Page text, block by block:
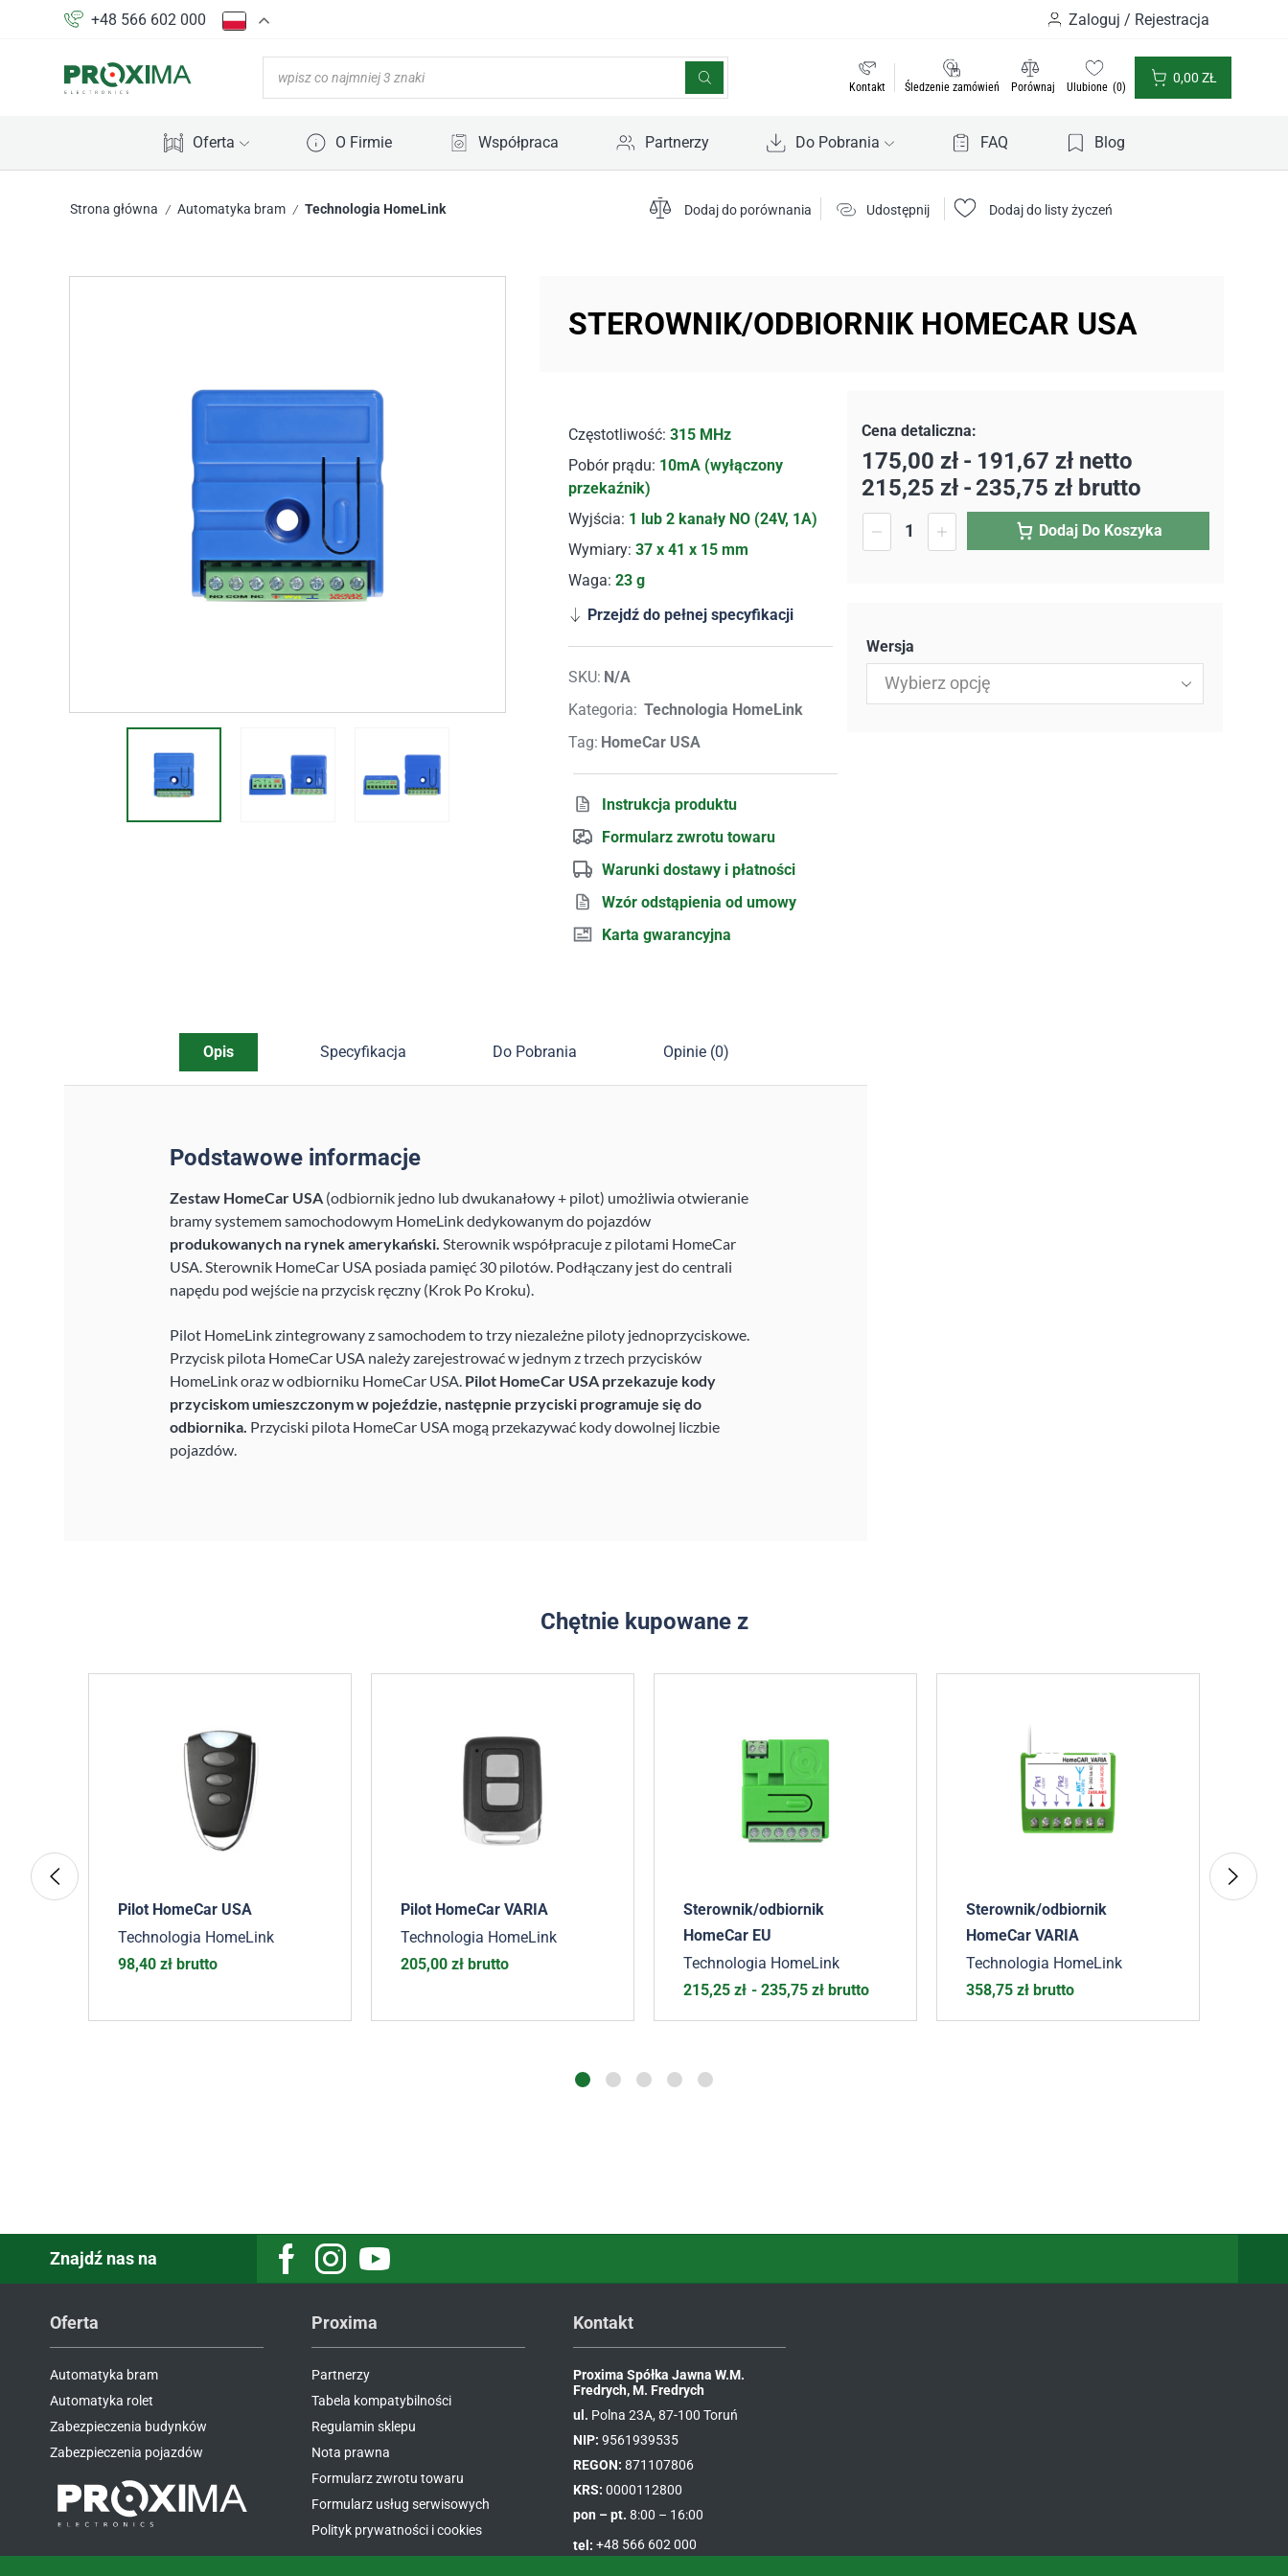
+48 566 602 000 Zaloguj / Rejestracja
Kontakt Śledzenie zamówień Porównaj Ulubione 0
0,00 ZŁ
Oferta O Firmie Współpraca Partnerzy Do Pobrania FAQ Blog
Strona główna / Automatyka bram / Technologia HomeLink Dodaj do porównania Udostępnij Dodaj do listy życzeń
STEROWNIK/ODBIORNIK HOMECAR USA
Częstotliwość: 315 MHz
Pobór prądu: 10mA (wyłączony
przekaźnik)
Wyjścia: 1 lub 2 kanały NO (24V, 1A)
Wymiary: 37 x 41 x 15 mm
Waga: 23 g
Przejdź do pełnej specyfikacji
SKU: N/A
Kategoria: Technologia HomeLink
Tag: HomeCar USA
Instrukcja produktu
Formularz zwrotu towaru
Warunki dostawy i płatności
Wzór odstąpienia od umowy
Karta gwarancyjna
175,00zł - 191,67zł netto
215,25zł -235,75zł brutto
Dodaj Do Koszyka
Wersja
Wybierz opcję
Opis Specyfikacja Do Pobrania Opinie (0)
Podstawowe informacje
Zestaw HomeCar USA (odbiornik jedno lub dwukanałowy + pilot) umożliwia otwieranie
bramy systemem samochodowym HomeLink dedykowanym do pojazdów
produkowanych na rynek amerykański. Sterownik współpracuje z pilotami HomeCar
USA. Sterownik HomeCar USA posiada pamięć 30 pilotów. Podłączany jest do centrali
napędu pod wejście na przycisk ręczny (Krok Po Kroku).
Pilot HomeLink zintegrowany z samochodem to trzy niezależne piloty jednoprzyciskowe.
Przycisk pilota HomeCar USA należy zarejestrować w jednym z trzech przycisków
HomeLink oraz w odbiorniku HomeCar USA. Pilot HomeCar USA przekazuje kody
przyciskom umieszczonym w pojeździe, następnie przyciski programuje się do
odbiornika. Przyciski pilota HomeCar USA mogą przekazywać kody dowolnej liczbie
pojazdów.
Chętnie kupowane z
Pilot HomeCar USA
Technologia HomeLink
98,40 zł brutto
Pilot HomeCar VARIA
Technologia HomeLink
205,00 zł brutto
Sterownik/odbiornik
HomeCar EU
Technologia HomeLink
215,25 zł - 235,75 zł brutto
Sterownik/odbiornik
HomeCar VARIA
Technologia HomeLink
358,75 zł brutto
Znajdź nas na
Oferta
Automatyka bram
Automatyka rolet
Zabezpieczenia budynków
Zabezpieczenia pojazdów
Proxima
Partnerzy
Tabela kompatybilności
Regulamin sklepu
Nota prawna
Formularz zwrotu towaru
Formularz usług serwisowych
Polityk prywatności i cookies
Kontakt
Proxima Spółka Jawna W.M.
Fredrych, M. Fredrych
ul. Polna 23A, 87-100 Toruń
NIP: 9561939535
REGON: 871107806
KRS: 0000112800
pon – pt. 8:00 – 16:00
tel: +48 566 602 000